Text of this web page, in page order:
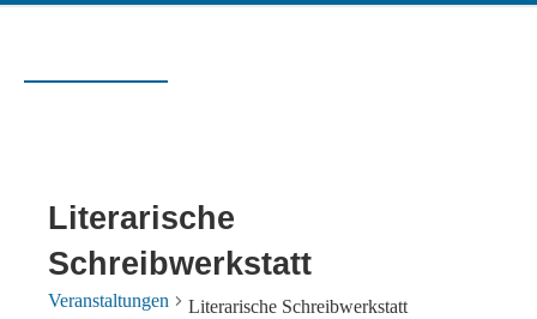
Literarische
Schreibwerkstatt
Veranstaltungen Literarische Schreibwerkstatt